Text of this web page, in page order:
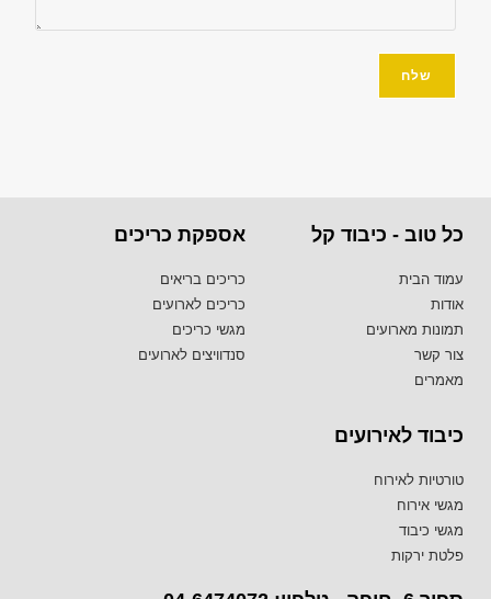
כל טוב - כיבוד קל
עמוד הבית
אודות
תמונות מארועים
צור קשר
מאמרים
אספקת כריכים
כריכים בריאים
כריכים לארועים
מגשי כריכים
סנדוויצים לארועים
כיבוד לאירועים
טורטיות לאירוח
מגשי אירוח
מגשי כיבוד
פלטת ירקות